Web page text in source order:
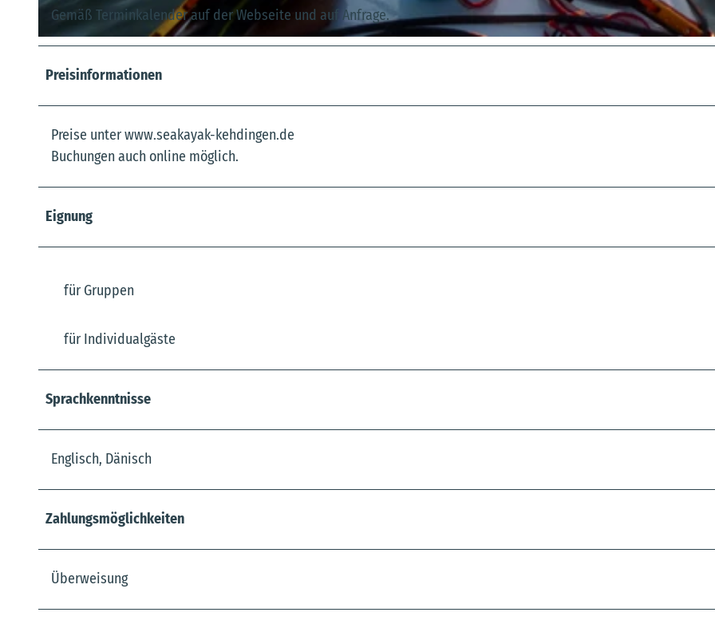
Gemäß Terminkalender auf der Webseite und auf Anfrage.
Preisinformationen
Preise unter www.seakayak-kehdingen.de
Buchungen auch online möglich.
Eignung
für Gruppen
für Individualgäste
Sprachkenntnisse
Englisch, Dänisch
Zahlungsmöglichkeiten
Überweisung